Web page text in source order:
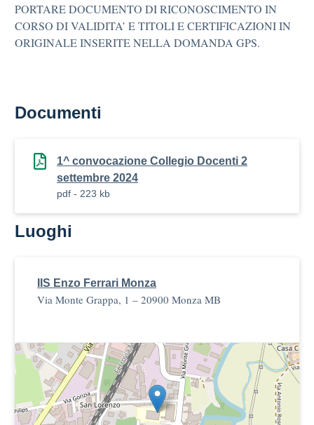
PORTARE DOCUMENTO DI RICONOSCIMENTO IN
CORSO DI VALIDITA’ E TITOLI E CERTIFICAZIONI IN
ORIGINALE INSERITE NELLA DOMANDA GPS.
Documenti
1^ convocazione Collegio Docenti 2
settembre 2024
pdf - 223 kb
Luoghi
IIS Enzo Ferrari Monza
Via Monte Grappa, 1 – 20900 Monza MB